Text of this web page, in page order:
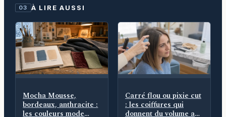
03 À LIRE AUSSI
Mocha Mousse,
bordeaux, anthracite :
les couleurs mode
Carré flou ou pixie cut
: les coiffures qui
donnent du volume aux